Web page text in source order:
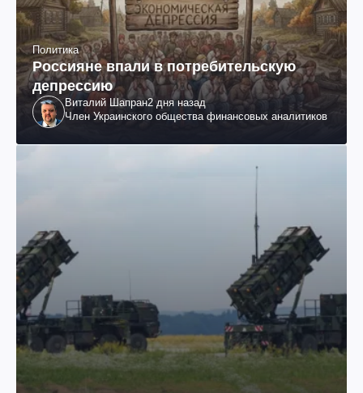
Политика
Россияне впали в потребительскую
депрессию
Виталий Шапран2 дня назад
Член Украинского общества финансовых аналитиков